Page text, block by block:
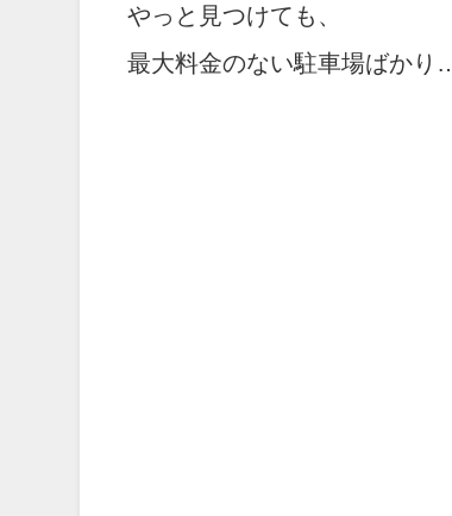
やっと見つけても、
最大料金のない駐車場ばかり